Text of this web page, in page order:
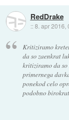
RedDrake
::8. apr 2016,
Kritiziramo
da so zaenkrat
kritiziramo da
primernega
ponekod celo
podobno